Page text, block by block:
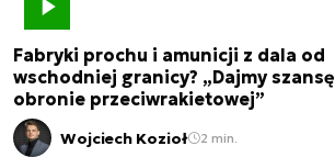
Fabryki prochu i amunicji z dala od
wschodniej granicy? „Dajmy szansę
obronie przeciwrakietowej”
Wojciech Kozioł 2 min.